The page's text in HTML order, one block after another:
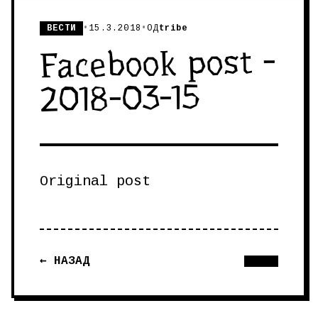
ВЕСТИ • 15.3.2018 •ОДtribe
Facebook post -
2018-03-15
Original post
← НАЗАД